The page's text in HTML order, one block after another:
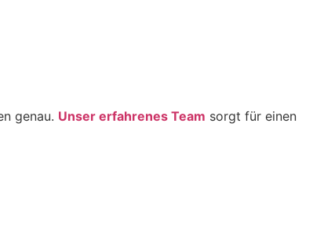
genau. Unser erfahrenes Team sorgt für einen